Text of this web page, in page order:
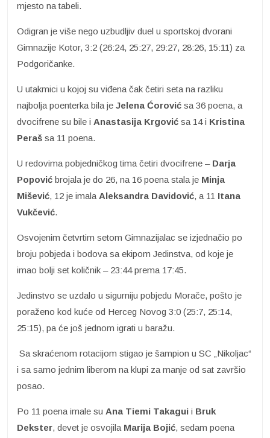
mjesto na tabeli.
Odigran je više nego uzbudljiv duel u sportskoj dvorani
Gimnazije Kotor, 3:2 (26:24, 25:27, 29:27, 28:26, 15:11) za
Podgoričanke.
U utakmici u kojoj su viđena čak četiri seta na razliku
najbolja poenterka bila je Jelena Ćorović sa 36 poena, a
dvocifrene su bile i Anastasija Krgović sa 14 i Kristina
Peraš sa 11 poena.
U redovima pobjedničkog tima četiri dvocifrene – Darja
Popović brojala je do 26, na 16 poena stala je Minja
Mišević, 12 je imalaAleksandra Davidović, a 11 Itana
Vukčević.
Osvojenim četvrtim setom Gimnazijalac se izjednačio po
broju pobjeda i bodova sa ekipom Jedinstva, od koje je
imao bolji set količnik – 23:44 prema 17:45.
Jedinstvo se uzdalo u sigurniju pobjedu Morače, pošto je
poraženo kod kuće od Herceg Novog 3:0 (25:7, 25:14,
25:15), pa će još jednom igrati u baražu.
Sa skraćenom rotacijom stigao je šampion u SC „Nikoljac“
i sa samo jednim liberom na klupi za manje od sat završio
posao.
Po 11 poena imale su Ana Tiemi Takagui i Bruk
Dekster, devet je osvojila Marija Bojić, sedam poena